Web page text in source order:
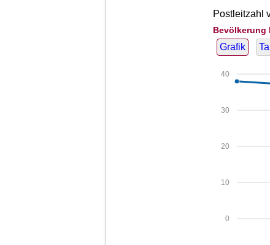
Postleitzahl
Bevölkerung
Grafik
0
10
20
30
40